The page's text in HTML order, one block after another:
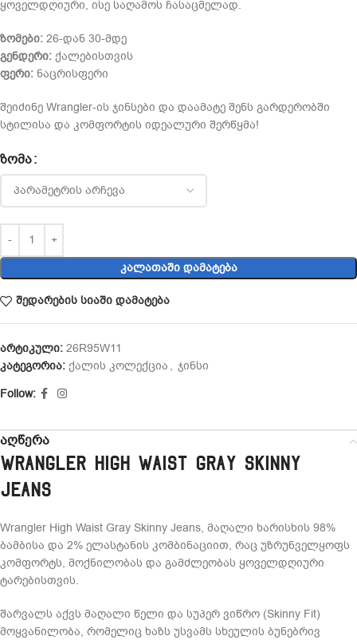
ყოველდღიური, ისე საღამოს ჩასაცმელად.
ზომები: 26-დან 30-მდე
გენდერი: ქალებისთვის
ფერი: ნაცრისფერი
შეიძინე Wrangler-ის ჯინსები და დაამატე შენს გარდერობში
სტილისა და კომფორტის იდეალური შერწყმა!
ᲖᲝᲛᲐ
ᲙᲐᲚᲐᲗᲐᲨᲘ ᲓᲐᲛᲐᲢᲔᲑᲐ
შედარების სიაში დამატება
არტიკული: 26R95W11
კატეგორია: ქალის კოლექცია , ჯინსი
Follow:
აღწერა
Wrangler High Waist Gray Skinny
Jeans
Wrangler High Waist Gray Skinny Jeans, მაღალი ხარისხის 98%
ბამბისა და 2% ელასტანის კომბინაციით, რაც უზრუნველყოფს
კომფორტს, მოქნილობას და გამძლეობას ყოველდღიური
ტარებისთვის.
შარვალს აქვს მაღალი წელი და სუპერ ვიწრო (Skinny Fit)
მოყვანილობა, რომელიც ხაზს უსვამს სხეულის ბუნებრივ